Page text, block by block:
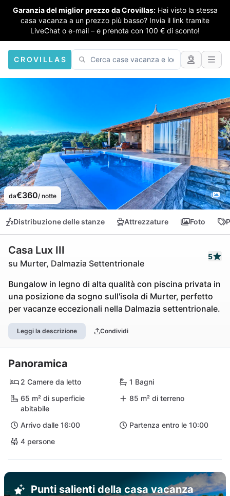
Garanzia del miglior prezzo da Crovillas: Hai visto la stessa
casa vacanza a un prezzo più basso? Invia il link tramite
LiveChat o e-mail – e prenota con 100 € di sconto!
CROVILLAS
da€360/ notte
Distribuzione delle stanze Attrezzature Foto
Casa Lux III
su Murter, Dalmazia Settentrionale
5
Bungalow in legno di alta qualità con piscina privata in
una posizione da sogno sull'isola di Murter, perfetto
per vacanze eccezionali nella Dalmazia settentrionale.
Leggi la descrizione Condividi
Panoramica
2 Camere da letto
1 Bagni
65 m² di superficie
abitabile
85 m² di terreno
Arrivo dalle 16:00
Partenza entro le 10:00
4 persone
Punti salienti della casa vacanza